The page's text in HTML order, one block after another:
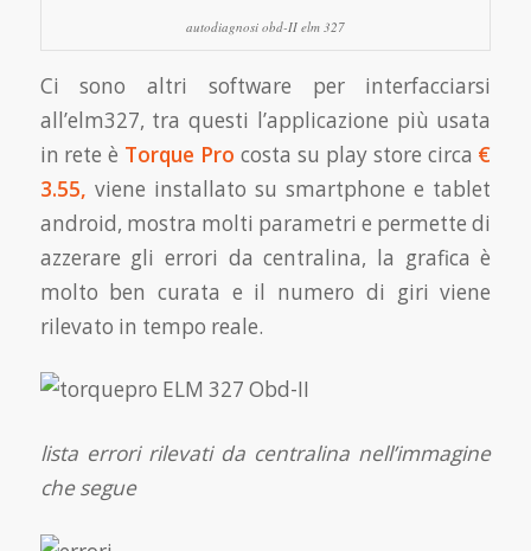
autodiagnosi obd-II elm 327
Ci sono altri software per interfacciarsi
all’elm327, tra questi l’applicazione più usata
in rete è Torque Pro costa su play store circa €
3.55, viene installato su smartphone e tablet
android, mostra molti parametri e permette di
azzerare gli errori da centralina, la grafica è
molto ben curata e il numero di giri viene
rilevato in tempo reale.
lista errori rilevati da centralina nell’immagine
che segue